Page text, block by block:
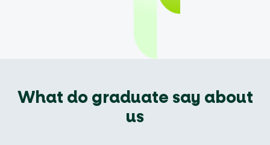
What do graduate say about
us